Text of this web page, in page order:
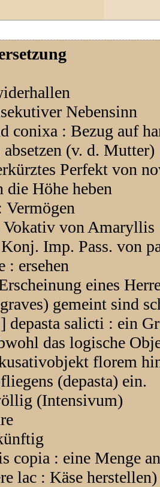
Nebensinn
conixa : Bezug auf
(v. d. Mutter)
Perfekt von
Höhe heben
von Amaryllis
Imp. Pass. von
: ersehen
eines
gemeint sind
salicti : ein
das logische
florem
(depasta) ein.
(Intensivum)
copia : eine Menge
lac : Käse herstellen)